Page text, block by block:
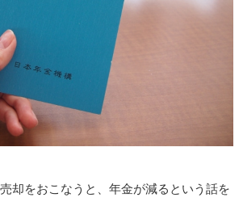
却をおこなうと、年金が減るという話を